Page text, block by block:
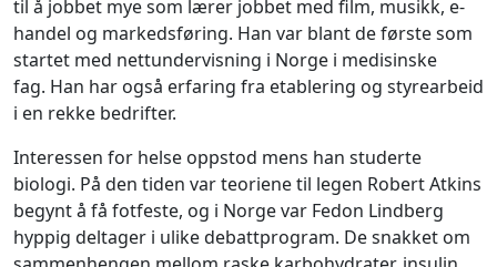
til å jobbet mye som lærer jobbet med film, musikk, e-
handel og markedsføring. Han var blant de første som
startet med nettundervisning i Norge i medisinske
fag. Han har også erfaring fra etablering og styrearbeid
i en rekke bedrifter.
Interessen for helse oppstod mens han studerte
biologi. På den tiden var teoriene til legen Robert Atkins
begynt å få fotfeste, og i Norge var Fedon Lindberg
hyppig deltager i ulike debattprogram. De snakket om